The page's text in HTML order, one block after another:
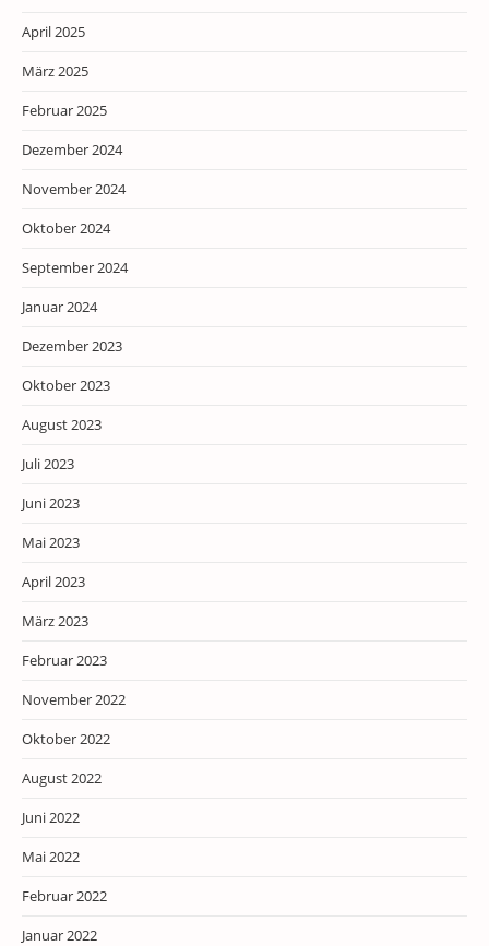
April 2025
März 2025
Februar 2025
Dezember 2024
November 2024
Oktober 2024
September 2024
Januar 2024
Dezember 2023
Oktober 2023
August 2023
Juli 2023
Juni 2023
Mai 2023
April 2023
März 2023
Februar 2023
November 2022
Oktober 2022
August 2022
Juni 2022
Mai 2022
Februar 2022
Januar 2022